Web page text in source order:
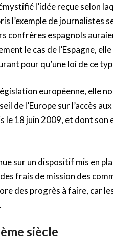
l’idée reçue selon
l’exemple de journalistes
confrères espagnols
le cas de l’Espagne,
pour qu’une loi de ce
européenne, elle
de l’Europe sur l’accès
le 18 juin 2009, et dont
sur un dispositif mis en
frais de mission des
des progrès à faire, car
siècle